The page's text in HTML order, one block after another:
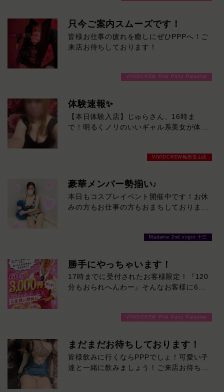
只今ご案内スムーズです！
皆様お仕事の疲れを癒しにぜひPPPへ！ご
来店お待ちしております！
VIVIDCREW Pink Party Paradise
体験速報✨
【本日体験入店】じゅらさん、16時ま
で！明るくノリのいいギャル系美女が体験
顔。そのギャップからあふれる色っぽさは
る、じゅらさんとの時間をお見逃しなく。
本日16時までの限定出勤です！
VIVIDCREW梅田堂山店
豪華メンバー勢揃い♪
本日もコスプレイベント開催中です！お休
みの方もお仕事の方もおまちしております
Madame 2nd virgin 十三
勝手にやっちゃいます！
17時までに受付されたお客様限定！『120
分もおられへんわー』そんなお客様に60
めるチャンス！たっぷり楽しみたい方は
分！その日の予定に合わせてお選びくださ
い！ご来店お待ちしております！
VIVIDCREW Pink Party Paradise
まだまだお待ちしております！
皆様飲みに行くならPPPでしょ！可愛い子
達と一緒に飲みましょう！ご来店お待ちし